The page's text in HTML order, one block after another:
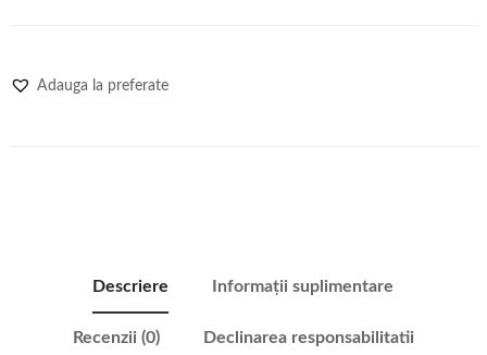
Adauga la preferate
Descriere Informații suplimentare
Recenzii (0) Declinarea responsabilitatii